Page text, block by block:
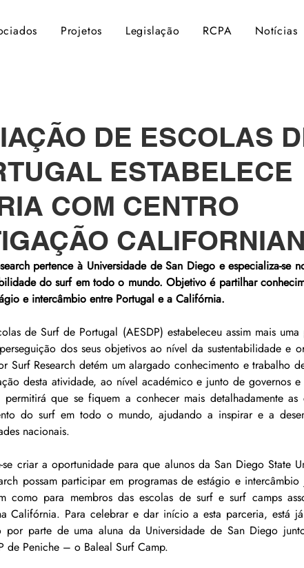
Projetos Legislação RCPA Notícias
DE ESCOLAS
ESTABELECE
COM CENTRO
pertence à Universidade de San Diego e especializa-se
do surf em todo o mundo. Objetivo é partilhar
e intercâmbio entre Portugal e a Califórnia.
de Surf de Portugal (AESDP) estabeleceu assim mais
dos seus objetivos ao nível da sustentabilidade e
Surf Research detém um alargado conhecimento e trabalho
desta atividade, ao nível académico e junto de governos
permitirá que se fiquem a conhecer mais detalhadamente as
do surf em todo o mundo, ajudando a inspirar e a
nacionais.
se criar a oportunidade para que alunos da San Diego State
possam participar em programas de estágio e
como para membros das escolas de surf e surf camps
Califórnia. Para celebrar e dar início a esta parceria, está
por parte de uma aluna da Universidade de San Diego
de Peniche – o Baleal Surf Camp.